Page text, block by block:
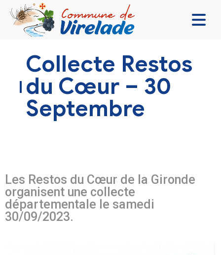
VIVRE ENSEMBLE
SE DIVERTIR
DÉCOUVRIR
Collecte Restos
du Cœur – 30
Septembre
Les Restos du Cœur de la Gironde
organisent une collecte
départementale le samedi
30/09/2023.